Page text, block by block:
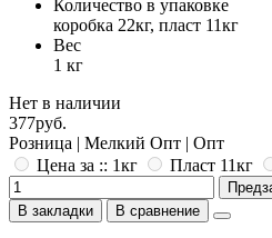
Количество в упаковке
коробка 22кг, пласт 11кг
Вес
1 кг
Нет в наличии
377руб.
Розница | Мелкий Опт | Опт
Цена за :: 1кг
Пласт 11кг
В закладки
В сравнение